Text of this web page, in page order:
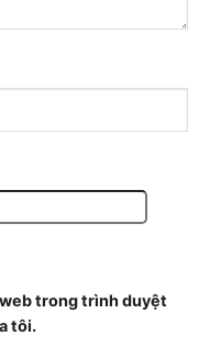
trong trình duyệt
tôi.